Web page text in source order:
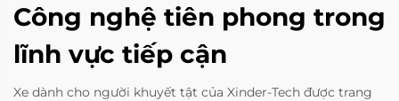
Công nghệ tiên phong trong
lĩnh vực tiếp cận
Xe dành cho người khuyết tật của Xinder-Tech được trang